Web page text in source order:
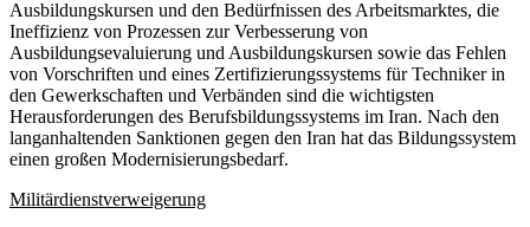
Ausbildungskursen und den Bedürfnissen des Arbeitsmarktes, die
Ineffizienz von Prozessen zur Verbesserung von
Ausbildungsevaluierung und Ausbildungskursen sowie das Fehlen
von Vorschriften und eines Zertifizierungssystems für Techniker in
den Gewerkschaften und Verbänden sind die wichtigsten
Herausforderungen des Berufsbildungssystems im Iran. Nach den
langanhaltenden Sanktionen gegen den Iran hat das Bildungssystem
einen großen Modernisierungsbedarf.
Militärdienstverweigerung